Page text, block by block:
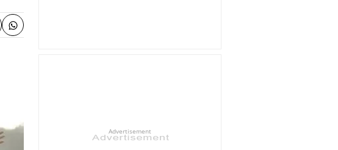
Advertisement